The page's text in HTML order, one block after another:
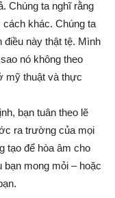
Chúng ta nghĩ rằng
cách khác. Chúng ta
điều này thật tệ. Mình
nó không theo
mỹ thuật và thực
bạn tuân theo lẽ
ra trường của mọi
tạo để hòa âm cho
mong mỏi – hoặc